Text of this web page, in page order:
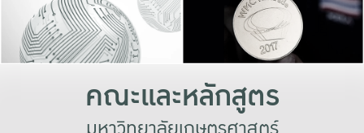
เปลี่ยนแปลง แล
เพื่อทำง
ระบบสารสนเทศ
คณะและหลักสูตร